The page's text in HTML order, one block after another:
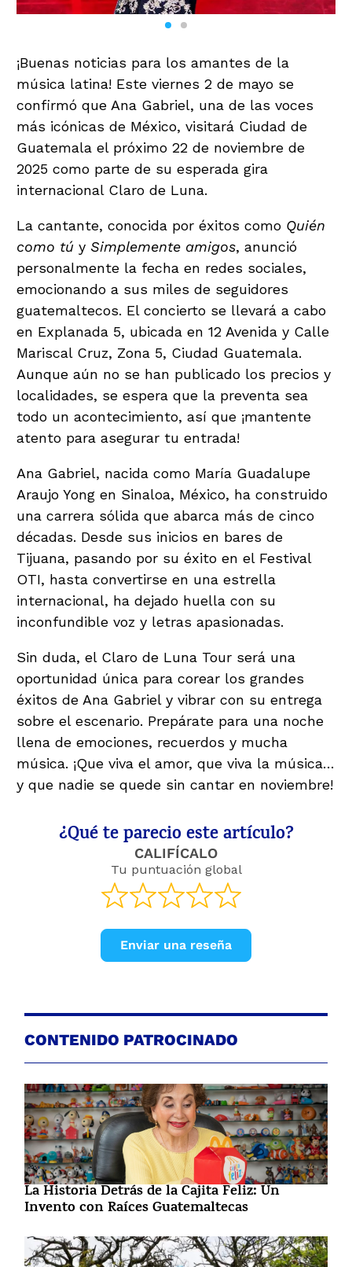
¡Buenas noticias para los amantes de la
música latina! Este viernes 2 de mayo se
confirmó que Ana Gabriel, una de las voces
más icónicas de México, visitará Ciudad de
Guatemala el próximo 22 de noviembre de
2025 como parte de su esperada gira
internacional Claro de Luna.
La cantante, conocida por éxitos como Quién
como tú y Simplemente amigos, anunció
personalmente la fecha en redes sociales,
emocionando a sus miles de seguidores
guatemaltecos. El concierto se llevará a cabo
en Explanada 5, ubicada en 12 Avenida y Calle
Mariscal Cruz, Zona 5, Ciudad Guatemala.
Aunque aún no se han publicado los precios y
localidades, se espera que la preventa sea
todo un acontecimiento, así que ¡mantente
atento para asegurar tu entrada!
Ana Gabriel, nacida como María Guadalupe
Araujo Yong en Sinaloa, México, ha construido
una carrera sólida que abarca más de cinco
décadas. Desde sus inicios en bares de
Tijuana, pasando por su éxito en el Festival
OTI, hasta convertirse en una estrella
internacional, ha dejado huella con su
inconfundible voz y letras apasionadas.
Sin duda, el Claro de Luna Tour será una
oportunidad única para corear los grandes
éxitos de Ana Gabriel y vibrar con su entrega
sobre el escenario. Prepárate para una noche
llena de emociones, recuerdos y mucha
música. ¡Que viva el amor, que viva la música…
y que nadie se quede sin cantar en noviembre!
¿Qué te parecio este artículo?
CALIFÍCALO
Tu puntuación global
Enviar una reseña
CONTENIDO PATROCINADO
La Historia Detrás de la Cajita Feliz: Un
Invento con Raíces Guatemaltecas